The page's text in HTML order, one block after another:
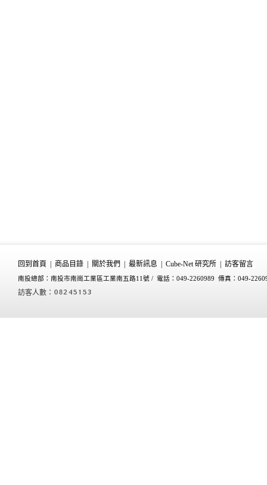
回到首頁 商品目錄 關於我們 最新訊息 Cube-Net 研究所 訪客留言
南投總部：南投市南崗工業區工業南五路11號 / 電話：049-2260989 傳真：049-
訪客人數：